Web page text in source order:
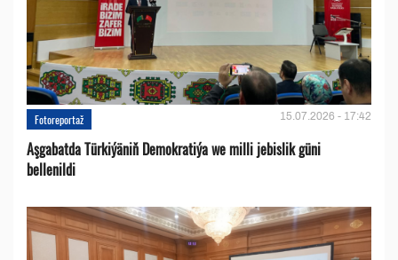
Fotoreportaž 15.07.2026 - 17:42
Aşgabatda Türkiýäniň Demokratiýa we milli jebislik güni
bellenildi